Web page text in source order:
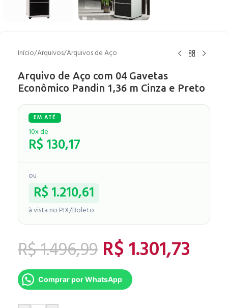
Início/Arquivos/Arquivos de Aço
Arquivo de Aço com 04 Gavetas
Econômico Pandin 1,36 m Cinza e Preto
10x de
R$130,17
ou
R$1.210,61
à vista no PIX/Boleto
R$1.496,99 R$1.301,73
Comprar por WhatsApp